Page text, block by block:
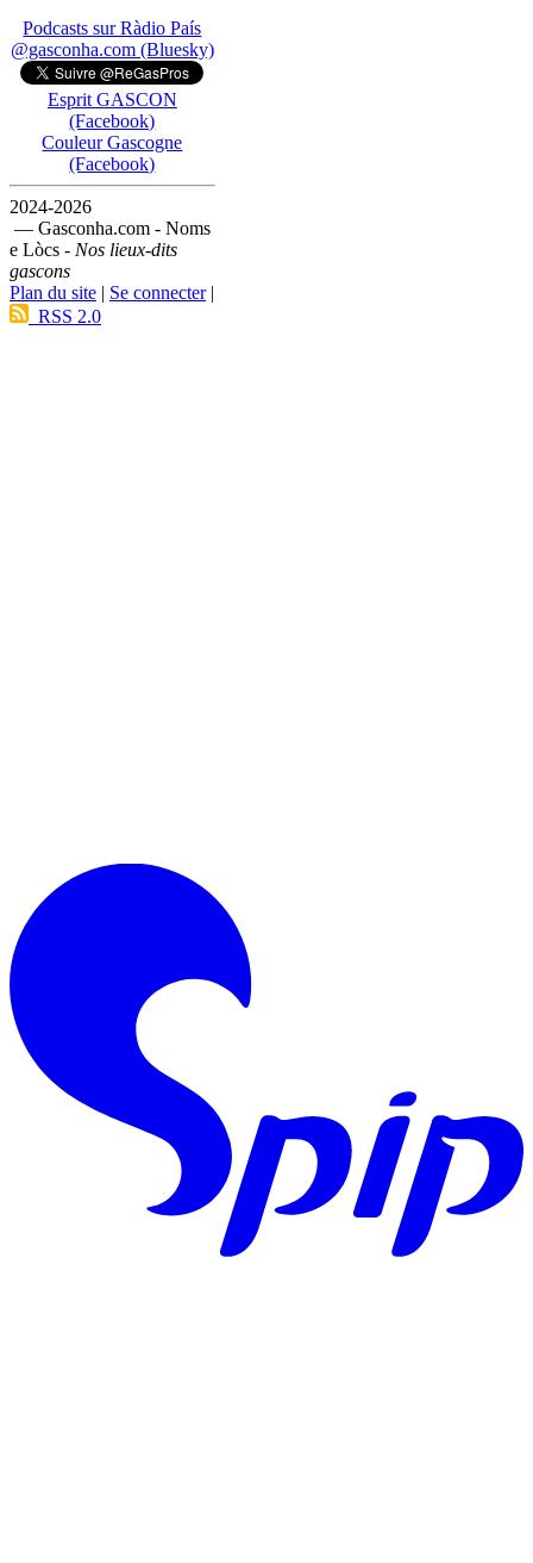
Podcasts sur Ràdio País
@gasconha.com (Bluesky)
Esprit GASCON
(Facebook)
Couleur Gascogne
(Facebook)
2024-2026
— Gasconha.com - Noms
e Lòcs - Nos lieux-dits
gascons
Plan du site | Se connecter|
RSS 2.0